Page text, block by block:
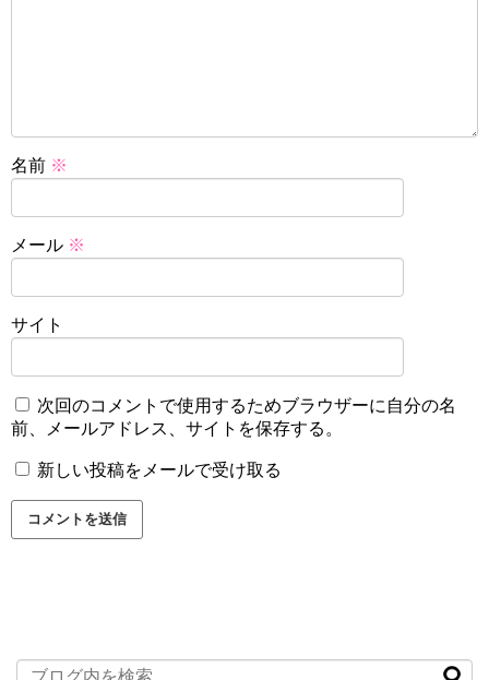
名前 ※
メール ※
サイト
次回のコメントで使用するためブラウザーに自分の名
前、メールアドレス、サイトを保存する。
新しい投稿をメールで受け取る